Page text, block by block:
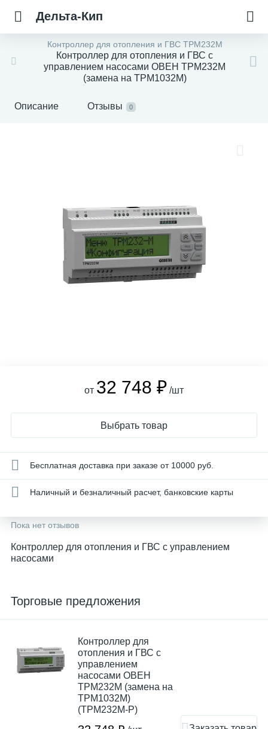
Дельта-Кип
Контроллер для отопления и ГВС ТРМ232М
Контроллер для отопления и ГВС с
управлением насосами ОВЕН ТРМ232М
(замена на ТРМ1032М)
Описание Отзывы 0
от 32 748 ₽ /шт
Выбрать товар
Бесплатная доставка при заказе от 10000 руб.
Наличный и безналичный расчет, банковские карты
Пока нет отзывов
Контроллер для отопления и ГВС с управлением
насосами
Торговые предложения
Контроллер для
отопления и ГВС с
управлением
насосами ОВЕН
ТРМ232М (замена на
ТРМ1032М)
(ТРМ232М-Р)